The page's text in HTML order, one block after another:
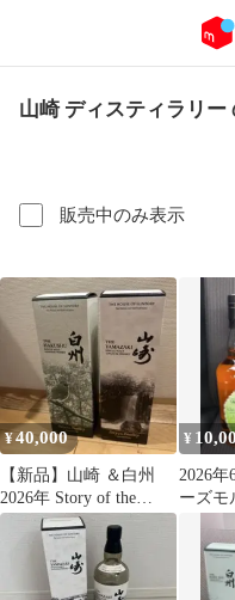
山崎 ディスティラリー
販売中のみ表示
¥40,000
【新品】山崎 ＆白州
2026年 Story of the
Distillery
¥
2026
ーズモ
州 響